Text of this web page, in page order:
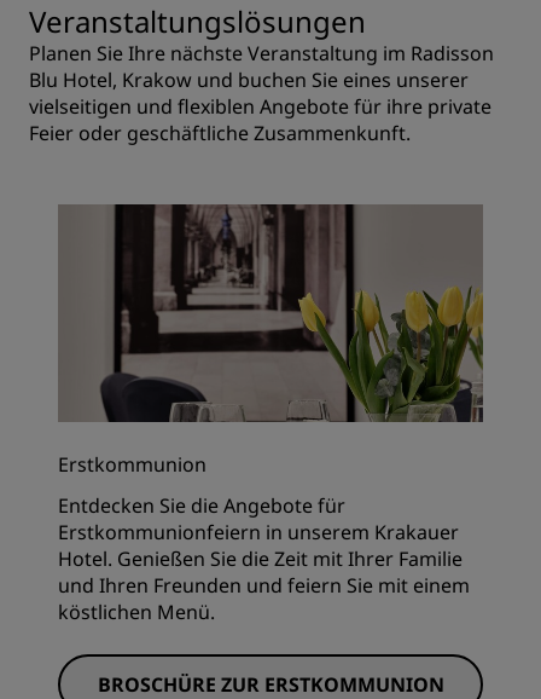
Veranstaltungslösungen
Planen Sie Ihre nächste Veranstaltung im Radisson
Blu Hotel, Krakow und buchen Sie eines unserer
vielseitigen und flexiblen Angebote für ihre private
Feier oder geschäftliche Zusammenkunft.
Erstkommunion
Entdecken Sie die Angebote für
Erstkommunionfeiern in unserem Krakauer
Hotel. Genießen Sie die Zeit mit Ihrer Familie
und Ihren Freunden und feiern Sie mit einem
köstlichen Menü.
BROSCHÜRE ZUR ERSTKOMMUNION